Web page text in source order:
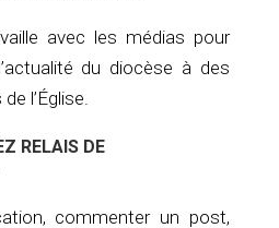
avec les médias pour
du diocèse à des
l’Église.
RELAIS DE
commenter un post,